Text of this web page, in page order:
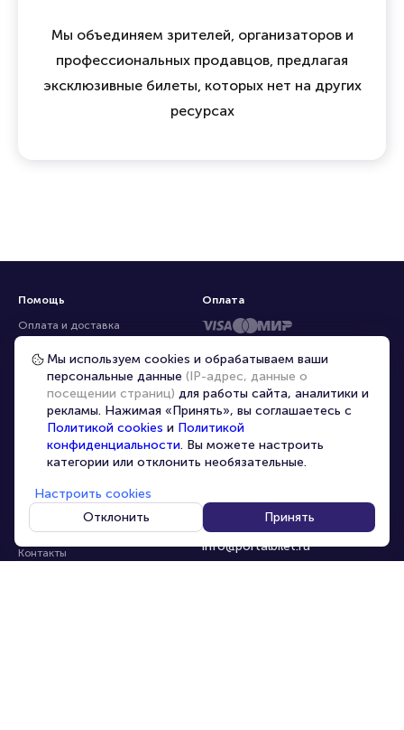
Мы объединяем зрителей, организаторов и
профессиональных продавцов, предлагая
эксклюзивные билеты, которых нет на других
ресурсах
Помощь
Оплата и доставка
Частые вопросы
Перепродажа билетов
Организаторам
Корпоративным клиентам
VIP-билеты
Персональные данные
О компании
Контакты
8-800-500-42-62
8-499-226-15-14
info@portalbilet.ru
С 10:00 до 21:00,
Оплата
Мы используем cookies и обрабатываем ваши
персональные данные (IP-адрес, данные о
посещении страниц) для работы сайта, аналитики и
рекламы. Нажимая «Принять», вы соглашаетесь с
Политикой cookies и Политикой
конфиденциальности. Вы можете настроить
категории или отклонить необязательные.
Настроить cookies
Отклонить
Принять